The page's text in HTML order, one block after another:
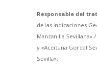
Responsable del
de las Indicaciones
Manzanilla Sevillana»
y «Aceituna Gordal
Sevilla».